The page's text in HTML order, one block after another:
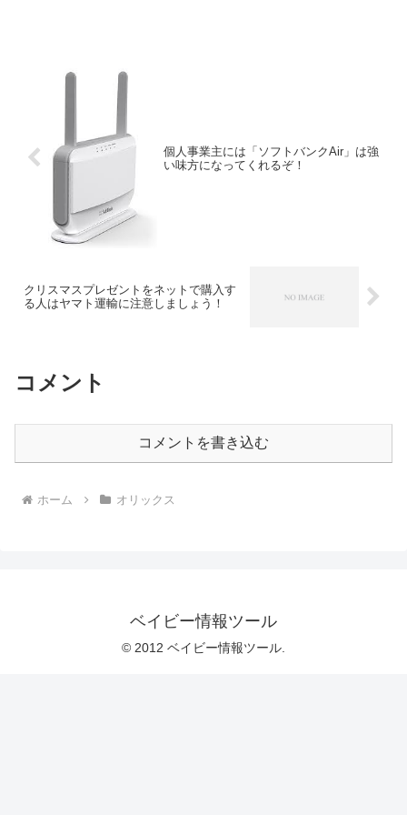
個人事業主には「ソフトバンクAir」は強
い味方になってくれるぞ！
クリスマスプレゼントをネットで購入す
る人はヤマト運輸に注意しましょう！
コメント
コメントを書き込む
ホーム オリックス
ベイビー情報ツール
© 2012 ベイビー情報ツール.